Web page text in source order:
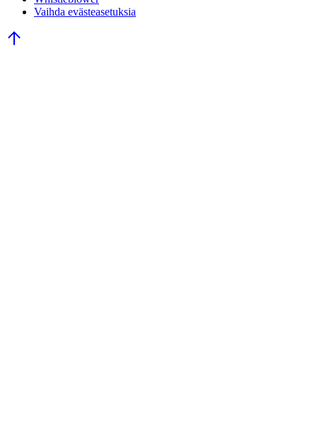
Vaihda evästeasetuksia